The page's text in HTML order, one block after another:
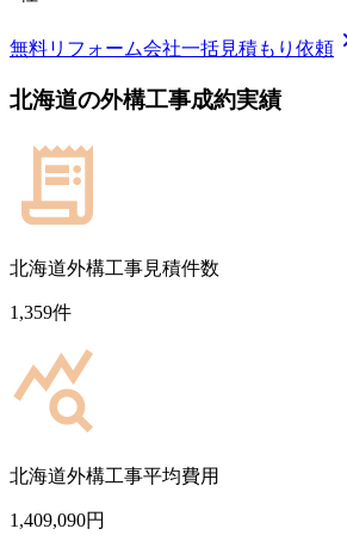
無料リフォーム会社一括見積もり依頼
北海道の外構工事成約実績
北海道外構工事見積件数
1,359件
北海道外構工事平均費用
1,409,090円